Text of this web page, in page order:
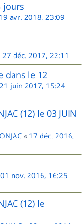
jours
19 avr. 2018, 23:09
27 déc. 2017, 22:11
dans le 12
21 juin 2017, 15:24
(12) le 03 JUIN
« 17 déc. 2016,
01 nov. 2016, 16:25
(12) le